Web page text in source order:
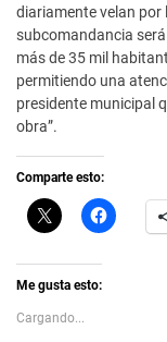
diariamente velan por
subcomandancia
más de 35 mil
permitiendo una
presidente municipal
obra”.
Comparte esto:
C
l
k
t
s
h
H
a
Me gusta esto:
Cargando...